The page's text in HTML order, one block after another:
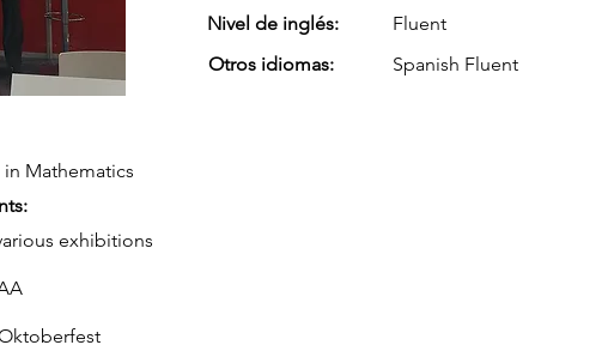
Nivel de inglés:
Fluent
Otros idiomas:
Spanish Fluent
in Mathematics
exhibitions